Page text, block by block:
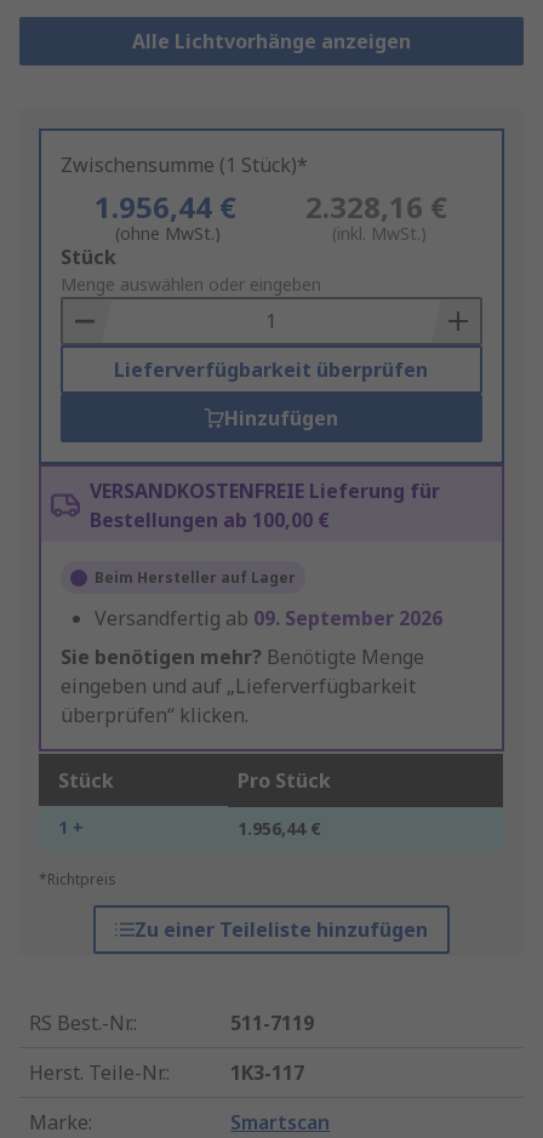
Alle Lichtvorhänge anzeigen
Zwischensumme (1 Stück)*
1.956,44 €
(ohne MwSt.)
2.328,16 €
(inkl. MwSt.)
Add
to
Basket
Stück
Menge auswählen oder eingeben
Lieferverfügbarkeit überprüfen
Hinzufügen
VERSANDKOSTENFREIE Lieferung für
Bestellungen ab 100,00 €
Beim Hersteller auf Lager
Versandfertig ab 09. September 2026
Sie benötigen mehr? Benötigte Menge
eingeben und auf „Lieferverfügbarkeit
überprüfen“ klicken.
Stück Pro Stück
1 + 1.956,44 €
*Richtpreis
Zu einer Teileliste hinzufügen
RS Best.-Nr.:
511-7119
Herst. Teile-Nr.:
1K3-117
Marke: Smartscan